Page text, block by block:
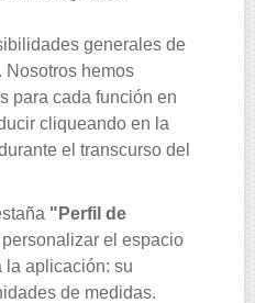
generales de
Nosotros hemos
para cada función en
cliqueando en la
el transcurso del
"Perfil de
el espacio
la aplicación: su
de medidas.